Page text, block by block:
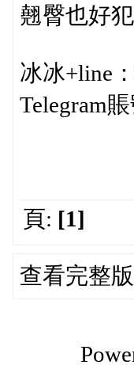
翹臀也好
冰冰+line
Telegram
頁: [1]
查看完整